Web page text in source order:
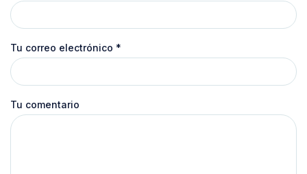
Tu correo electrónico *
Tu comentario